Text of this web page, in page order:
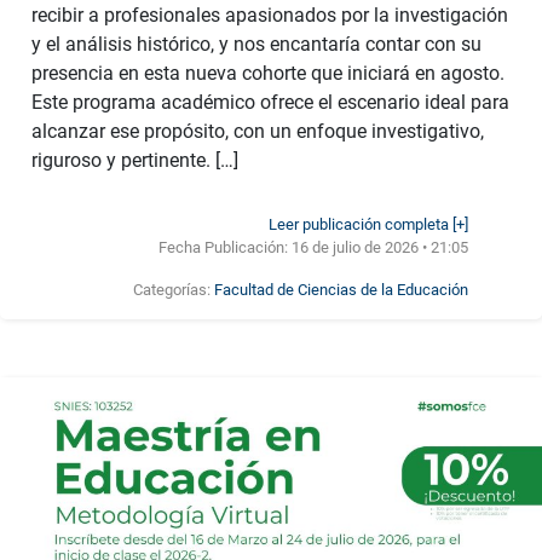
recibir a profesionales apasionados por la investigación
y el análisis histórico, y nos encantaría contar con su
presencia en esta nueva cohorte que iniciará en agosto.
Este programa académico ofrece el escenario ideal para
alcanzar ese propósito, con un enfoque investigativo,
riguroso y pertinente. […]
Leer publicación completa [+]
Fecha Publicación: 16 de julio de 2026 • 21:05
Categorías: Facultad de Ciencias de la Educación